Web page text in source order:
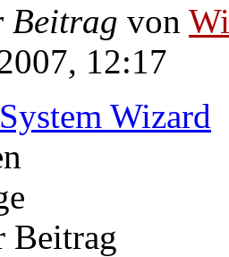
Beitrag von
12:17
Wizard
Beitrag